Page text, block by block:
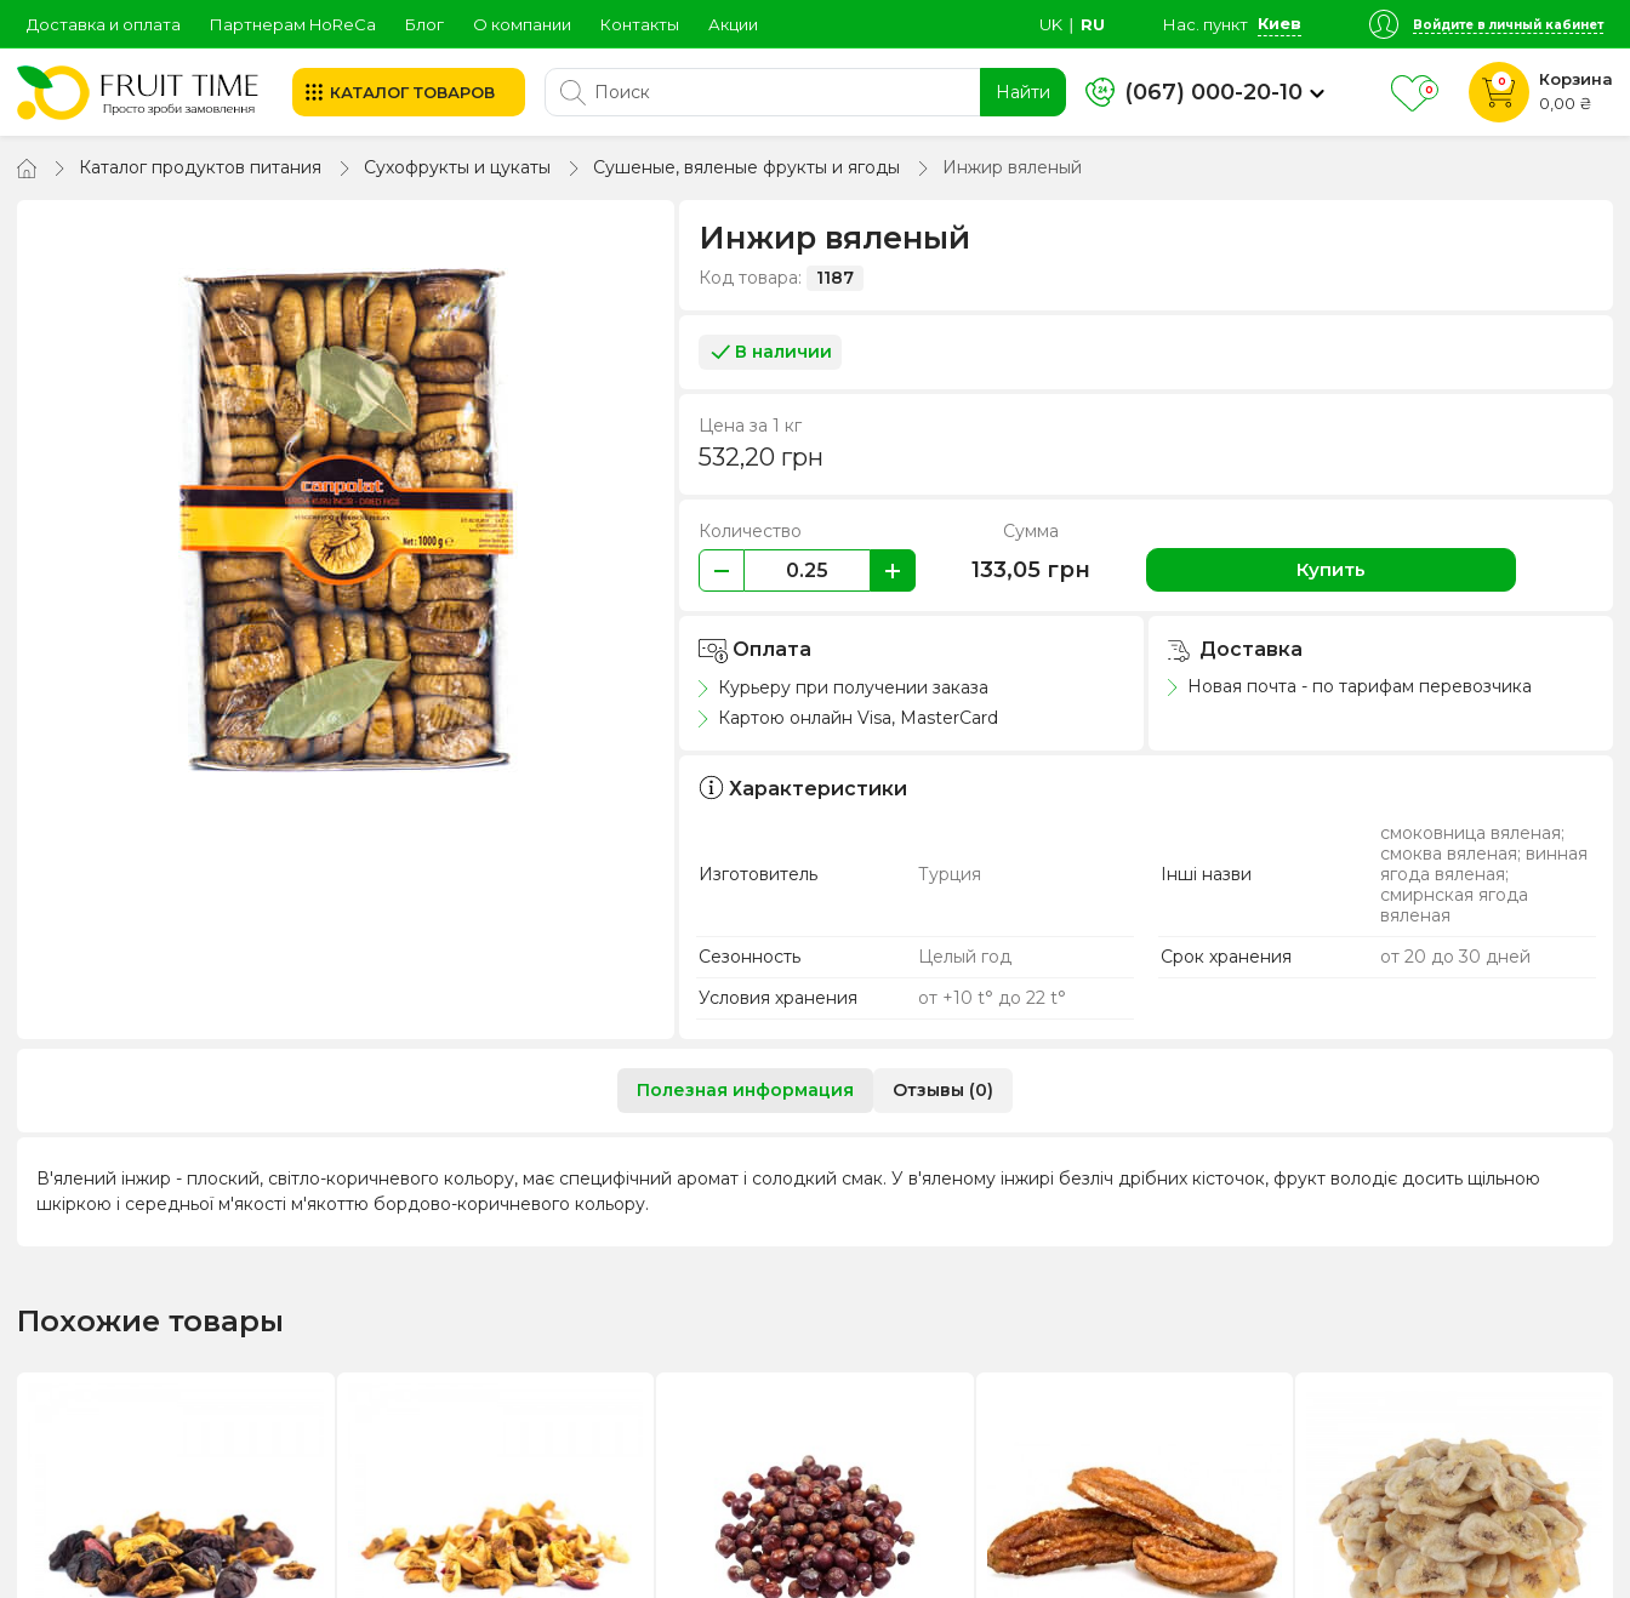
Доставка и оплата Партнерам HoReCa Блог О компании Контакты Акции UK ∣ RU Нас. пункт Киев Войдите в личный кабинет
КАТАЛОГ ТОВАРОВ Найти (067) 000-20-10 0
0
Корзина
0,00 ₴
Каталог продуктов питания Сухофрукты и цукаты Сушеные, вяленые фрукты и ягоды Инжир вяленый
Инжир вяленый
Код товара: 1187
В наличии
Цена за 1 кг
532,20 грн
Количество Сумма
133,05 грн Купить
Оплата
Курьеру при получении заказа
Картою онлайн Visa, MasterCard
Доставка
Новая почта - по тарифам перевозчика
Характеристики
Изготовитель Турция Інші назви
смоковница вяленая;
смоква вяленая; винная
ягода вяленая;
смирнская ягода
вяленая
Сезонность
Целый год Срок хранения
от 20 до 30 дней
Условия хранения
от +10 t° до 22 t°
Полезная информация Отзывы (0)
В'ялений інжир - плоский, світло-коричневого кольору, має специфічний аромат і солодкий смак. У в'яленому інжирі безліч дрібних кісточок, фрукт володіє досить щільною
шкіркою і середньої м'якості м'якоттю бордово-коричневого кольору.
Похожие товары